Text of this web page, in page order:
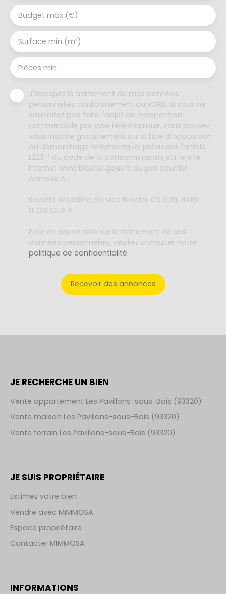
Budget max (€)
Surface min (m²)
Pièces min
J'accepte le traitement de mes données
personnelles conformément au RGPD. Si vous ne
souhaitez pas faire l'objet de prospection
commerciale par voie téléphonique, vous pouvez
vous inscrire gratuitement sur la liste d'opposition
au démarchage téléphonique, prévu par l'article
L223-1 du code de la consommation, sur le site
Internet www.bloctel.gouv.fr ou par courrier
adressé à :
Société Worldline, Service Bloctel, CS 61311, 41013
BLOIS CEDEX.
Pour en savoir plus sur le traitement de vos
données personnelles, veuillez consulter notre
politique de confidentialité.
Recevoir des annonces
JE RECHERCHE UN BIEN
Vente appartement Les Pavillons-sous-Bois (93320)
Vente maison Les Pavillons-sous-Bois (93320)
Vente terrain Les Pavillons-sous-Bois (93320)
JE SUIS PROPRIÉTAIRE
Estimez votre bien
Vendre avec MIMMOSA
Espace propriétaire
Contacter MIMMOSA
INFORMATIONS